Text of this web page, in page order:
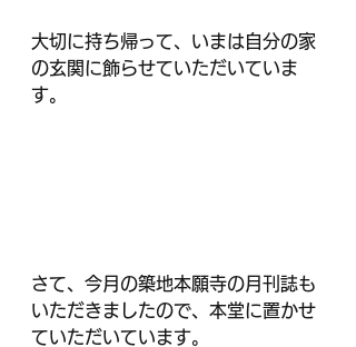
大切に持ち帰って、いまは自分の家
の玄関に飾らせていただいていま
す。
さて、今月の築地本願寺の月刊誌も
いただきましたので、本堂に置かせ
ていただいています。